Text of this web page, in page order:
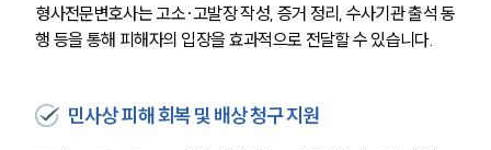
형사전문변호사는 고소·고발장 작성, 증거 정리, 수사기관 출석 동
행 등을 통해 피해자의 입장을 효과적으로 전달할 수 있습니다.
민사상 피해 회복 및 배상 청구 지원